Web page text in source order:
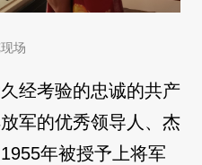
场
经考验的忠诚的共产
军的优秀领导人、杰
年被授予上将军